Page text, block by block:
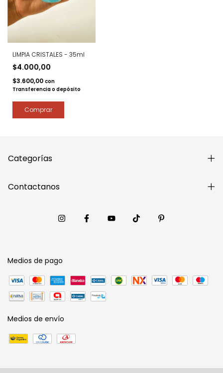
LIMPIA CRISTALES - 35ml
$4.000,00
$3.600,00 con
Transferencia o depósito
Categorías
Contactanos
Medios de pago
Medios de envío